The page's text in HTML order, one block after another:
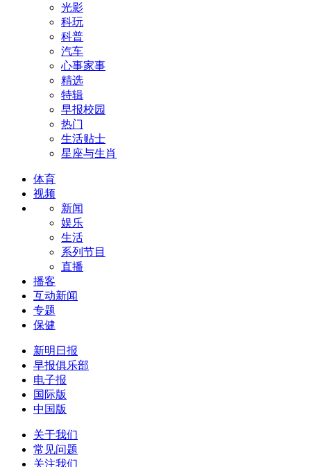
光影
科玩
科普
汽车
心事家事
精选
特辑
早报校园
热门
生活贴士
星座与生肖
体育
视频
新闻
娱乐
生活
系列节目
直播
播客
互动新闻
专题
保健
新明日报
早报俱乐部
电子报
国际版
中国版
关于我们
常见问题
关注我们